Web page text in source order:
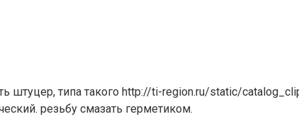
штуцер, типа такого http://ti-region.ru/static/
резьбу смазать герметиком.